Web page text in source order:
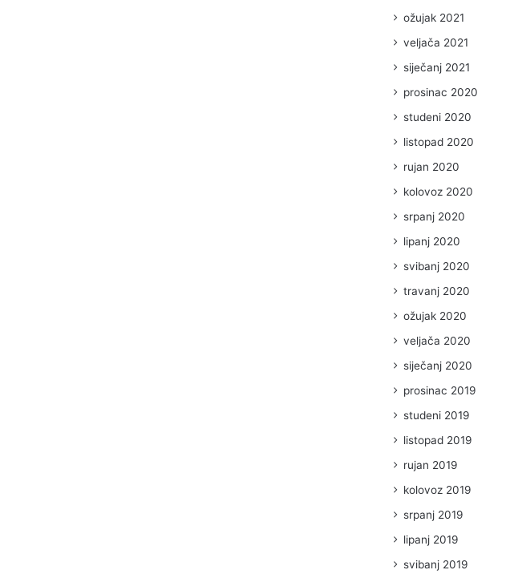
ožujak 2021
veljača 2021
siječanj 2021
prosinac 2020
studeni 2020
listopad 2020
rujan 2020
kolovoz 2020
srpanj 2020
lipanj 2020
svibanj 2020
travanj 2020
ožujak 2020
veljača 2020
siječanj 2020
prosinac 2019
studeni 2019
listopad 2019
rujan 2019
kolovoz 2019
srpanj 2019
lipanj 2019
svibanj 2019